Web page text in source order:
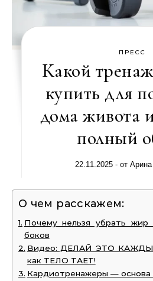
ПРЕСС
Какой
купить для
дома живота
полный
22.11.2025 - от
О чем расскажем:
Почему нельзя убрать
боков
Видео: ДЕЛАЙ ЭТО
как ТЕЛО ТАЕТ!
Кардиотренажеры — основа